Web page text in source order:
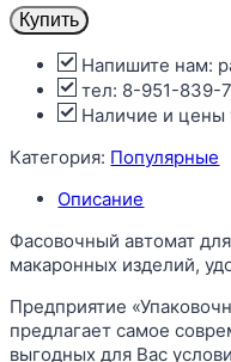
Купить
Напишите нам:
тел: 8-951-839-
Наличие и цены
Категория: Популярные
Описание
Фасовочный автомат
макаронных изделий,
Предприятие
предлагает самое
выгодных для Вас